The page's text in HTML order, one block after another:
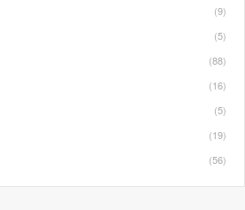
(9)
(5)
(88)
(16)
(5)
(19)
(56)